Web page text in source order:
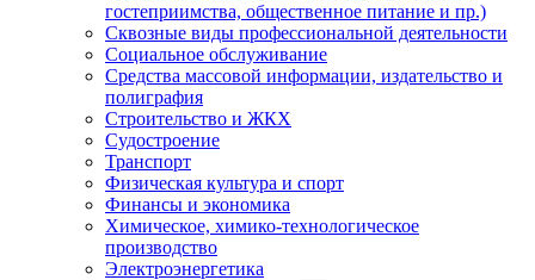
гостеприимства, общественное питание и пр.)
Сквозные виды профессиональной деятельности
Социальное обслуживание
Средства массовой информации, издательство и
полиграфия
Строительство и ЖКХ
Судостроение
Транспорт
Физическая культура и спорт
Финансы и экономика
Химическое, химико-технологическое
производство
Электроэнергетика